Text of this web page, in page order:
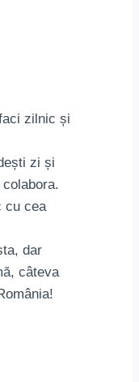
zilnic și
zi și
cu cea
dar
câteva